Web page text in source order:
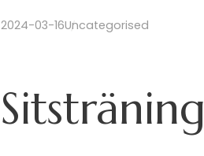
2024-03-16Uncategorised
Sitsträning